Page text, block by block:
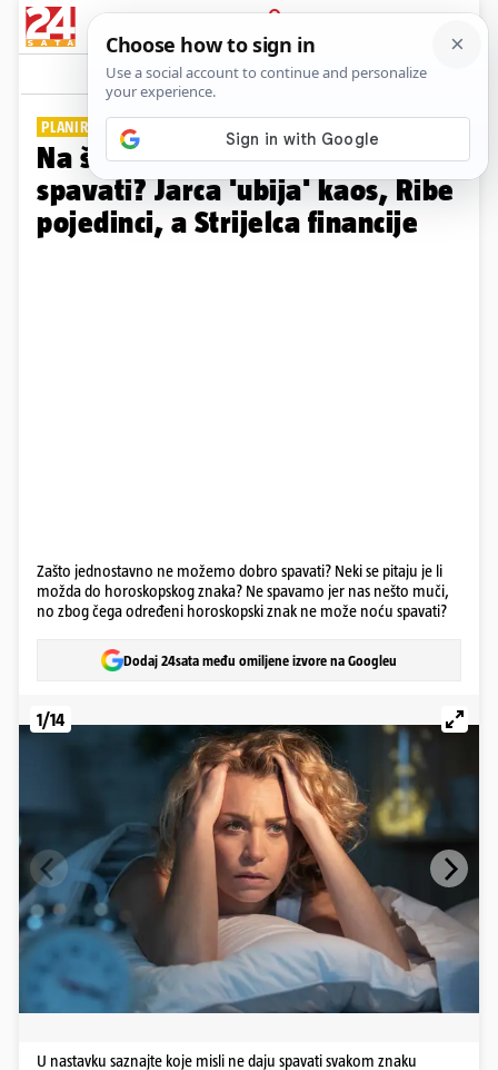
PRIJAVA
Galerija Komentari
PLANIRAJU I SMIŠLJAJU
Na što mislite kada ne možete
spavati? Jarca 'ubija' kaos, Ribe
pojedinci, a Strijelca financije
Zašto jednostavno ne možemo dobro spavati? Neki se pitaju je li
možda do horoskopskog znaka? Ne spavamo jer nas nešto muči,
no zbog čega određeni horoskopski znak ne može noću spavati?
Dodaj 24sata među omiljene izvore na Googleu
1/14
U nastavku saznajte koje misli ne daju spavati svakom znaku